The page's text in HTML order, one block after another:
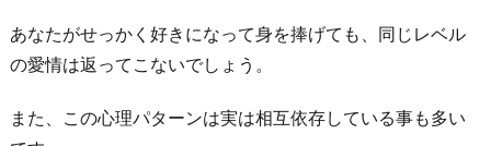
あなたがせっかく好きになって身を捧げても、同じレベル
の愛情は返ってこないでしょう。
また、この心理パターンは実は相互依存している事も多い